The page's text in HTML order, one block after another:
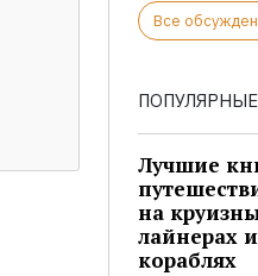
Все
Лучшие
на
лайнерах и
кораблях